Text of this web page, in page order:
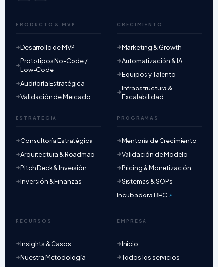
PRODUCTO & MVP
Desarrollo de MVP
Prototipos No-Code /
Low-Code
Auditoría Estratégica
Validación de Mercado
ESTRATEGIA
Consultoría Estratégica
Arquitectura & Roadmap
Pitch Deck & Inversión
Inversión & Finanzas
CRECIMIENTO
Marketing & Growth
Automatización & IA
Equipos y Talento
Infraestructura &
Escalabilidad
PROGRAMAS
Mentoría de Crecimiento
Validación de Modelo
Pricing & Monetización
Sistemas & SOPs
Incubadora BHC
RECURSOS
Insights & Casos
Nuestra Metodología
EMPRESA
Inicio
Todos los servicios